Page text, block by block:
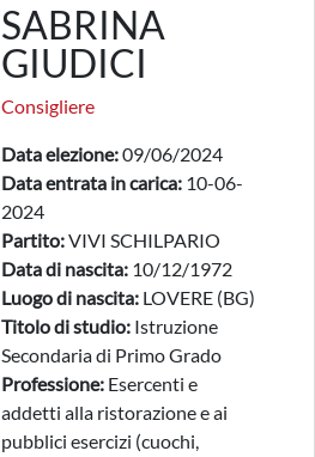
SABRINA
GIUDICI
Consigliere
Data elezione:09/06/2024
Data entrata in carica: 10-06-
2024
Partito:VIVI SCHILPARIO
Data di nascita: 10/12/1972
Luogo di nascita: LOVERE (BG)
Titolo di studio: Istruzione
Secondaria di Primo Grado
Professione: Esercenti e
addetti alla ristorazione e ai
pubblici esercizi (cuochi,